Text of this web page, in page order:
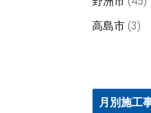
高島市 (3)
月別施工
別